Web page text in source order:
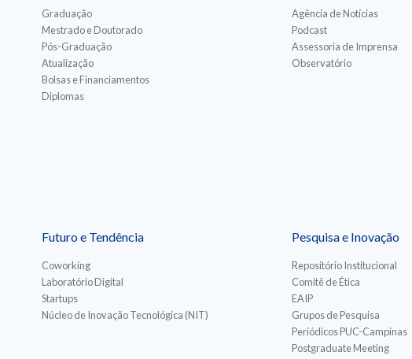
Graduação
Mestrado e Doutorado
Pós-Graduação
Atualização
Bolsas e Financiamentos
Diplomas
Agência de Notícias
Podcast
Assessoria de Imprensa
Observatório
Futuro e Tendência
Coworking
Laboratório Digital
Startups
Núcleo de Inovação Tecnológica (NIT)
Pesquisa e Inovação
Repositório Institucional
Comitê de Ética
EAIP
Grupos de Pesquisa
Periódicos PUC-Campinas
Postgraduate Meeting